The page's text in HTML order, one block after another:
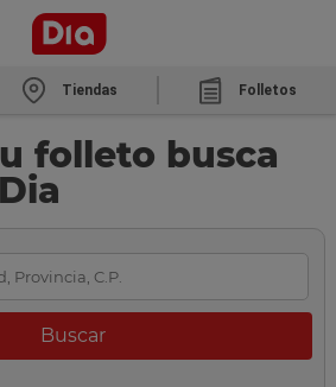
Tiendas Folletos
folleto busca